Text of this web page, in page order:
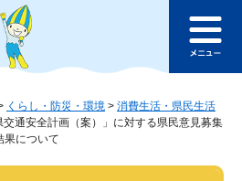
ページの本文へ
ュ
くらし・防災・環境 > 消費生活・県民生活
交通安全計画（案）」に対する県民意見募集
果について